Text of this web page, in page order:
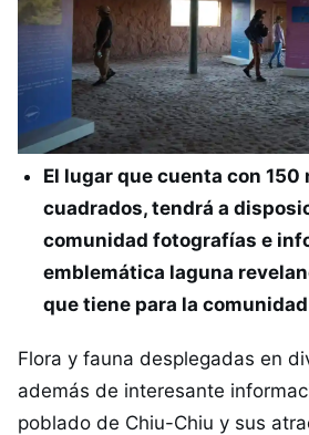
El lugar que cuenta con 150
cuadrados, tendrá a
comunidad fotografías e
emblemática laguna
que tiene para la comunidad
Flora y fauna desplegadas en
además de interesante
poblado de Chiu-Chiu y sus